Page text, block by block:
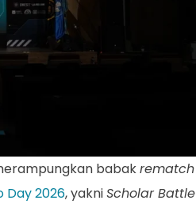
babakrematch
Day 2026, yakniScholar Battle